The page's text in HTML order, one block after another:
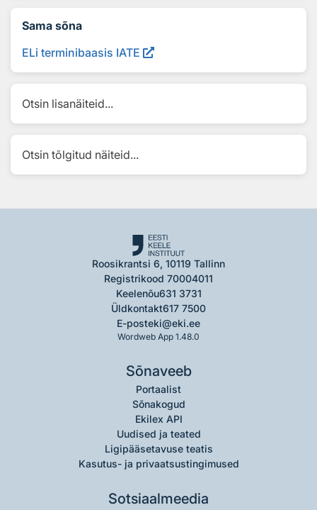
Sama sõna
ELi terminibaasis IATE
Otsin lisanäiteid...
Otsin tõlgitud näiteid...
Roosikrantsi 6, 10119 Tallinn
Registrikood 70004011
Keelenõu631 3731
Üldkontakt617 7500
E-posteki@eki.ee
Wordweb App 1.48.0
Sõnaveeb
Portaalist
Sõnakogud
Ekilex API
Uudised ja teated
Ligipääsetavuse teatis
Kasutus- ja privaatsustingimused
Sotsiaalmeedia